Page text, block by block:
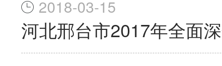
2018-03-15
河北邢台市2017年全面